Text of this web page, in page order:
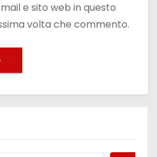
e sito web in questo
volta che commento.